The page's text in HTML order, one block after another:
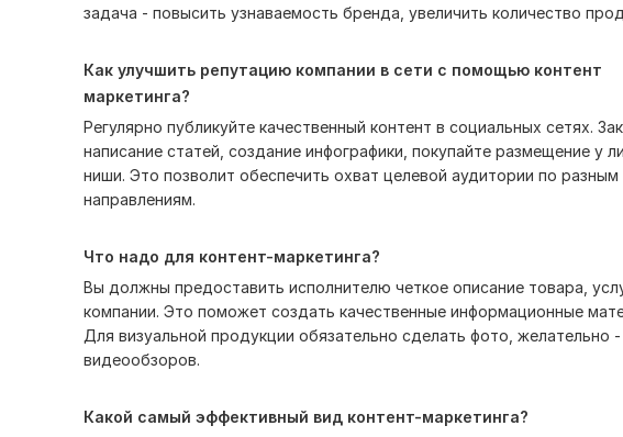
задача - повысить узнаваемость бренда, увеличить количество
Как улучшить репутацию компании в сети с помощью контент
маркетинга?
Регулярно публикуйте качественный контент в социальных сетях.
написание статей, создание инфографики, покупайте размещение у
ниши. Это позволит обеспечить охват целевой аудитории по разным
направлениям.
Что надо для контент-маркетинга?
Вы должны предоставить исполнителю четкое описание товара,
компании. Это поможет создать качественные информационные
Для визуальной продукции обязательно сделать фото, желательно -
видеообзоров.
Какой самый эффективный вид контент-маркетинга?